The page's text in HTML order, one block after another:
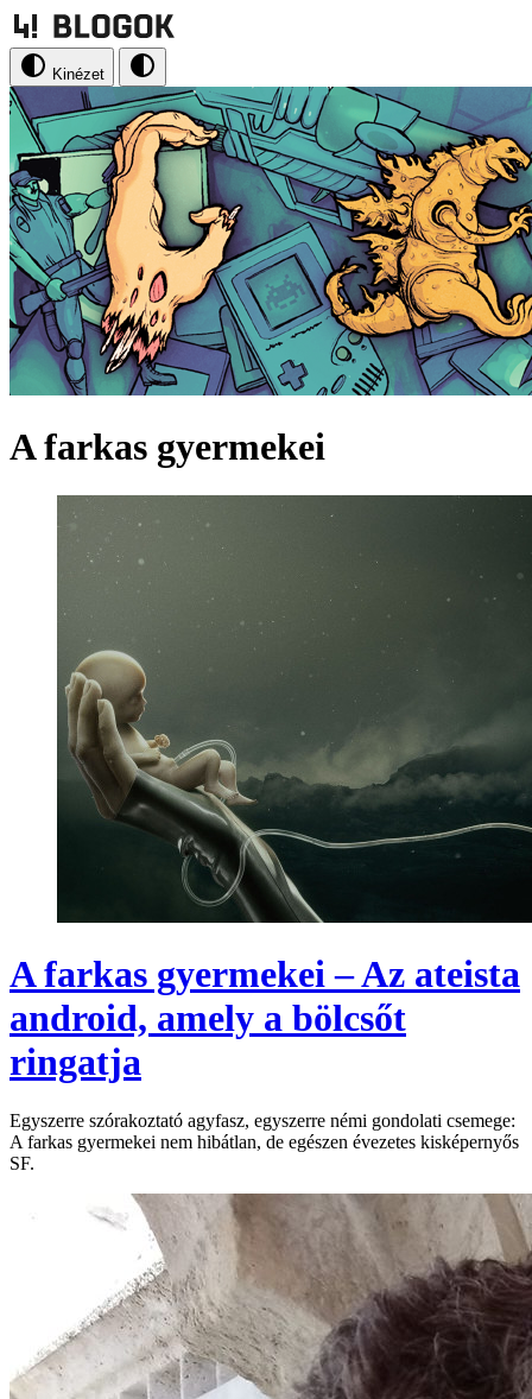
Kinézet
A farkas gyermekei
A farkas gyermekei – Az ateista
android, amely a bölcsőt
ringatja
Egyszerre szórakoztató agyfasz, egyszerre némi gondolati csemege:
A farkas gyermekei nem hibátlan, de egészen évezetes kisképernyős
SF.